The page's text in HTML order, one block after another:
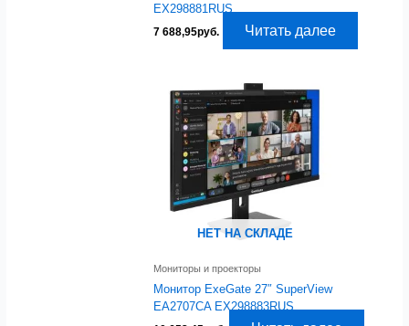
EX298881RUS
7 688,95руб. Читать далее
НЕТ НА СКЛАДЕ
Мониторы и проекторы
Монитор ExeGate 27″ SuperView
EA2707CA EX298883RUS